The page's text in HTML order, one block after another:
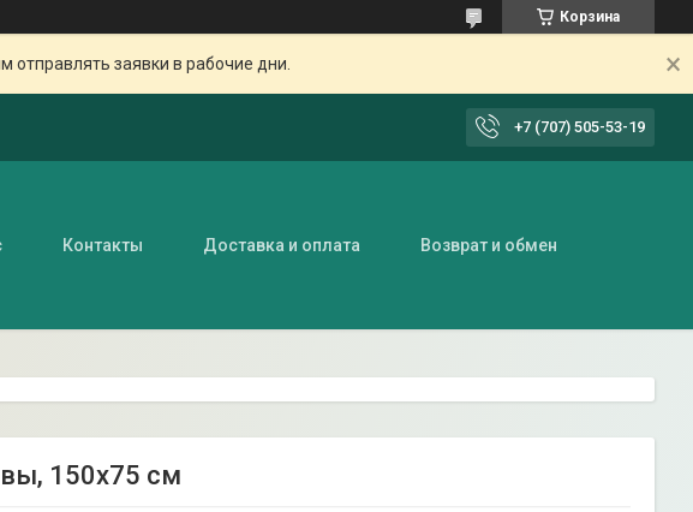
Корзина
отправлять заявки в рабочие дни.
+7 (707) 505-53-19
Контакты Доставка и оплата Возврат и обмен
150х75 см